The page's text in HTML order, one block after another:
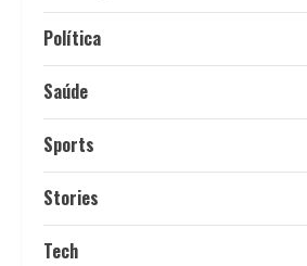
Política
Saúde
Sports
Stories
Tech